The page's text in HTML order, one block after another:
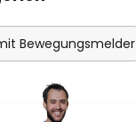
Bewegungsmelder